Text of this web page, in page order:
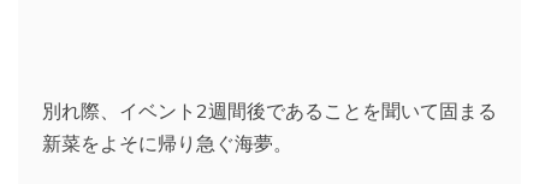
別れ際、イベント2週間後であることを聞いて固まる
新菜をよそに帰り急ぐ海夢。